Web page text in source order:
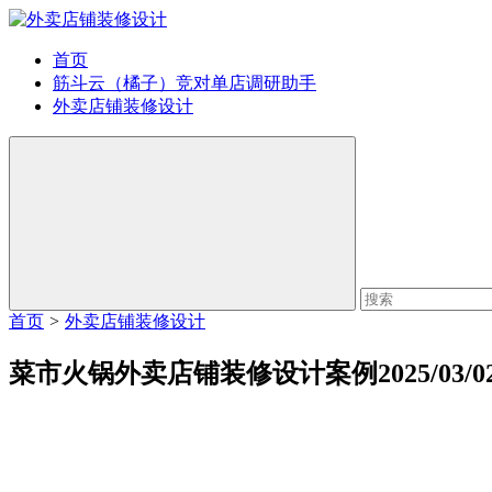
首页
筋斗云（橘子）竞对单店调研助手
外卖店铺装修设计
首页 > 外卖店铺装修设计
菜市火锅外卖店铺装修设计案例2025/03/